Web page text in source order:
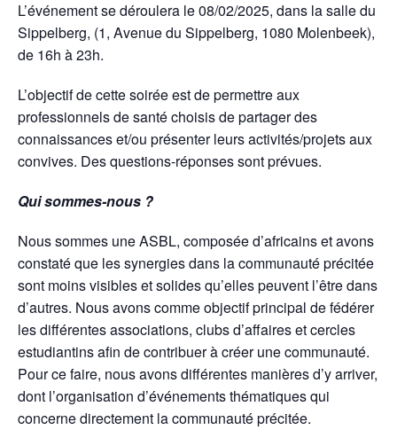
L’événement se déroulera le 08/02/2025, dans la salle du
Sippelberg, (1, Avenue du Sippelberg, 1080 Molenbeek),
de 16h à 23h.
L’objectif de cette soirée est de permettre aux
professionnels de santé choisis de partager des
connaissances et/ou présenter leurs activités/projets aux
convives. Des questions-réponses sont prévues.
Qui sommes-nous ?
Nous sommes une ASBL, composée d’africains et avons
constaté que les synergies dans la communauté précitée
sont moins visibles et solides qu’elles peuvent l’être dans
d’autres. Nous avons comme objectif principal de fédérer
les différentes associations, clubs d’affaires et cercles
estudiantins afin de contribuer à créer une communauté.
Pour ce faire, nous avons différentes manières d’y arriver,
dont l’organisation d’événements thématiques qui
concerne directement la communauté précitée.